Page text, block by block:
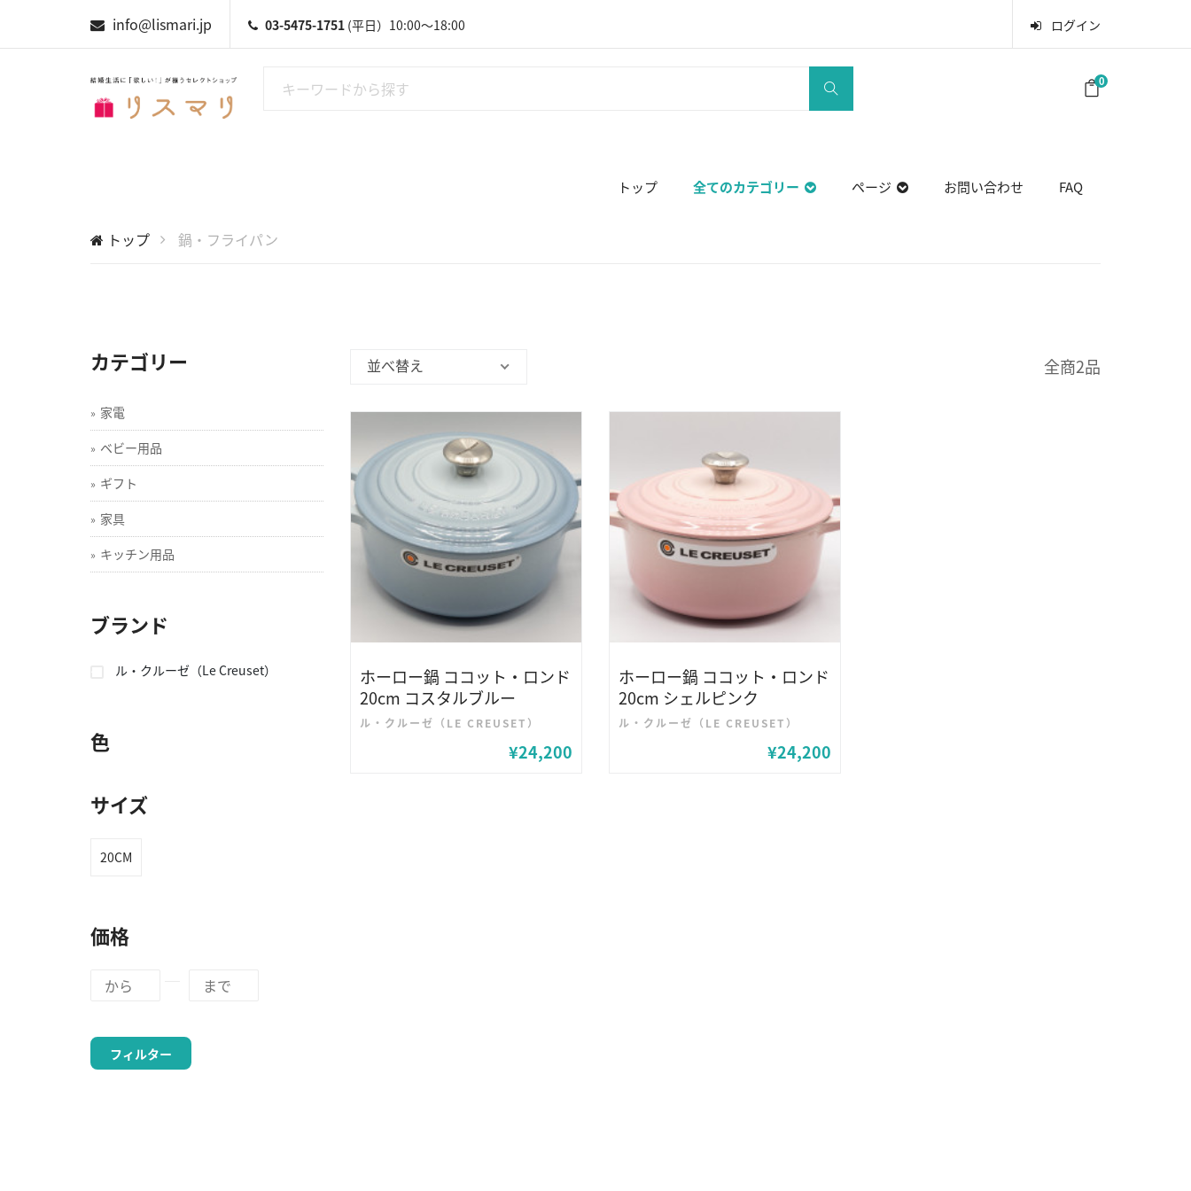
info@lismari.jp 03-5475-1751 (平日）10:00～18:00 ログイン
0
トップ 全てのカテゴリー ページ お問い合わせ FAQ
トップ 鍋・フライパン
カテゴリー
家電
ベビー用品
ギフト
家具
キッチン用品
ブランド
ル・クルーゼ（Le Creuset）
色
サイズ
20CM
価格
フィルター
並べ替え 全商2品
ホーロー鍋 ココット・ロンド
20cm コスタルブルー
ル・クルーゼ（LE CREUSET）
¥24,200
ホーロー鍋 ココット・ロンド
20cm シェルピンク
ル・クルーゼ（LE CREUSET）
¥24,200